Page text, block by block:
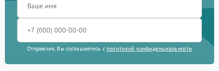
Отправляя, Вы соглашаетесь с политикой конфиденциальности